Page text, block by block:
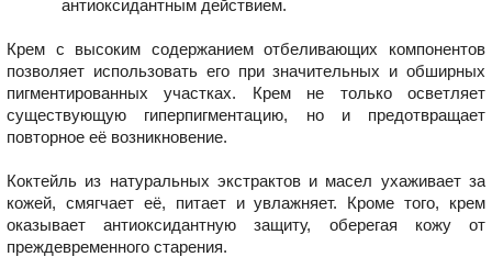
антиоксидантным действием.
Крем с высоким содержанием отбеливающих компонентов
позволяет использовать его при значительных и обширных
пигментированных участках. Крем не только осветляет
существующую гиперпигментацию, но и предотвращает
повторное её возникновение.
Коктейль из натуральных экстрактов и масел ухаживает за
кожей, смягчает её, питает и увлажняет. Кроме того, крем
оказывает антиоксидантную защиту, оберегая кожу от
преждевременного старения.